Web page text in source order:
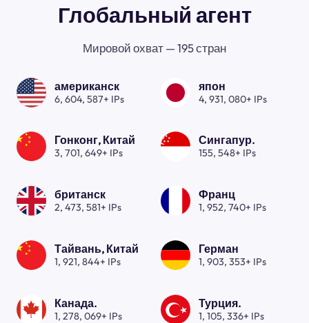
Глобальный агент
Мировой охват — 195 стран
американск
6, 604, 587+ IPs
япон
4, 931, 080+ IPs
Гонконг, Китай
3, 701, 649+ IPs
Сингапур.
155, 548+ IPs
британск
2, 473, 581+ IPs
Франц
1, 952, 740+ IPs
Тайвань, Китай
1, 921, 844+ IPs
Герман
1, 903, 353+ IPs
Канада.
1, 278, 069+ IPs
Турция.
1, 105, 336+ IPs